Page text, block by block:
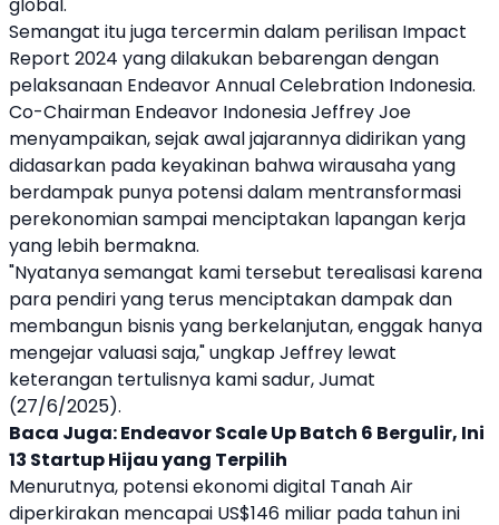
Semangat itu juga tercermin dalam perilisan Impact
Report 2024 yang dilakukan bebarengan dengan
pelaksanaan Endeavor Annual Celebration Indonesia.
Co-Chairman Endeavor IndonesiaJeffrey Joe
menyampaikan, sejak awal jajarannya didirikan yang
didasarkan pada keyakinan bahwa wirausaha yang
berdampak punya potensi dalam mentransformasi
perekonomian sampai menciptakan lapangan kerja
yang lebih bermakna.
"Nyatanya semangat kami tersebut terealisasi karena
para pendiri yang terus menciptakan dampak dan
membangun bisnis yang berkelanjutan, enggak hanya
mengejar valuasi saja," ungkap Jeffrey lewat
keterangan tertulisnya kami sadur, Jumat
(27/6/2025).
Baca Juga:Endeavor Scale Up Batch 6 Bergulir, Ini
13 Startup Hijau yang Terpilih
Menurutnya, potensiekonomi digital Tanah Air
diperkirakan mencapai US$146 miliar pada tahun ini